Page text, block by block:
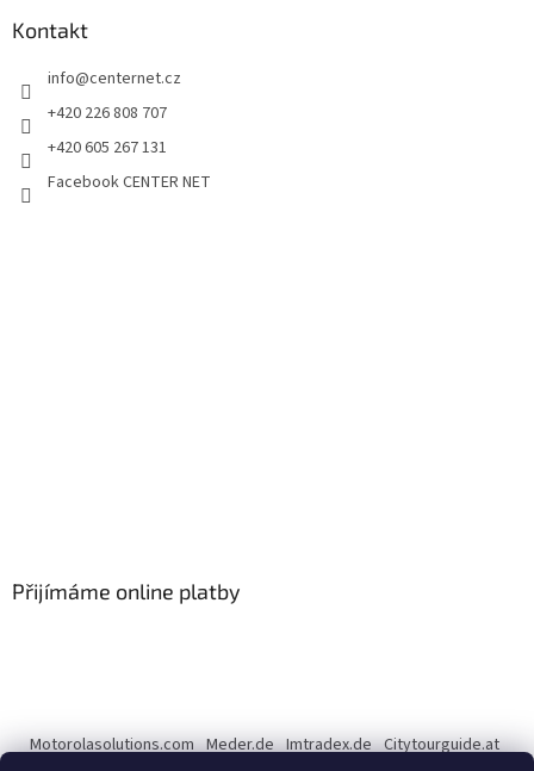
Kontakt
info@centernet.cz
+420 226 808 707
+420 605 267 131
Facebook CENTER NET
Přijímáme online platby
Motorolasolutions.com Meder.de Imtradex.de Citytourguide.at